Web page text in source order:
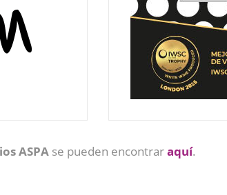
ASPA se pueden encontraraquí.